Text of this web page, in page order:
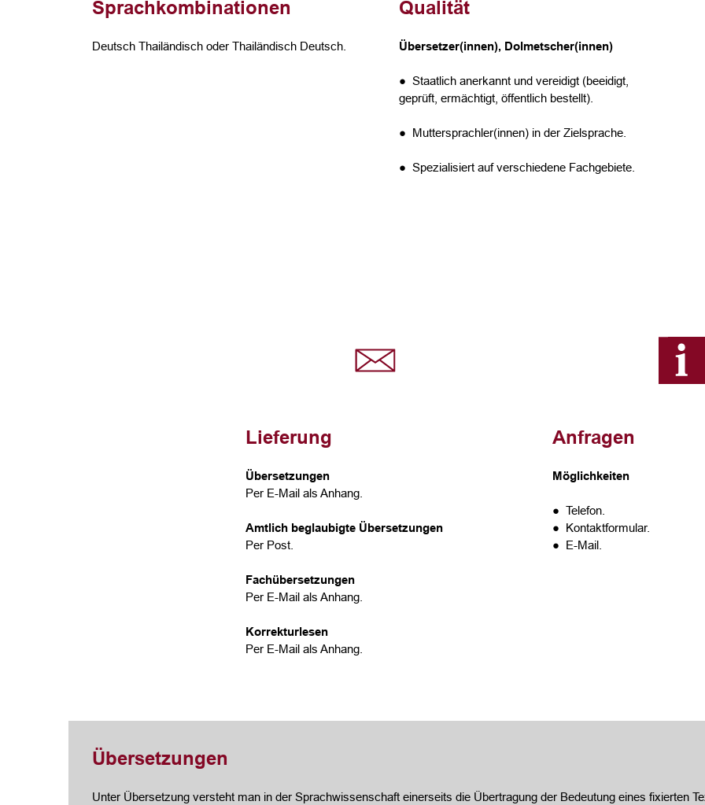
Sprachkombinationen
Deutsch Thailändisch oder Thailändisch Deutsch.
Qualität
Übersetzer(innen), Dolmetscher(innen)
● Staatlich anerkannt und vereidigt (beeidigt,
geprüft, ermächtigt, öffentlich bestellt).
● Muttersprachler(innen) in der Zielsprache.
● Spezialisiert auf verschiedene Fachgebiete.
Lieferung
Übersetzungen
Per E-Mail als Anhang.
Amtlich beglaubigte Übersetzungen
Per Post.
Fachübersetzungen
Per E-Mail als Anhang.
Korrekturlesen
Per E-Mail als Anhang.
Anfragen
Möglichkeiten
● Telefon.
● Kontaktformular.
● E-Mail.
Übersetzungen
Unter Übersetzung versteht man in der Sprachwissenschaft einerseits die Übertragung der Bedeutung eines fixierten